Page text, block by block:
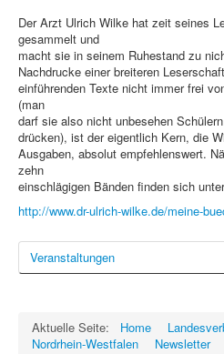
Der Arzt Ulrich Wilke hat zeit seines
gesammelt und
macht sie in seinem Ruhestand zu
Nachdrucke einer breiteren
einführenden Texte nicht immer frei
(man
darf sie also nicht unbesehen
drücken), ist der eigentlich Kern, die
Ausgaben, absolut empfehlenswert.
zehn
einschlägigen Bänden finden sich unter
http://www.dr-ulrich-wilke.de/meine-
Veranstaltungen
Aktuelle Seite: Home
Nordrhein-Westfalen
Newsletter